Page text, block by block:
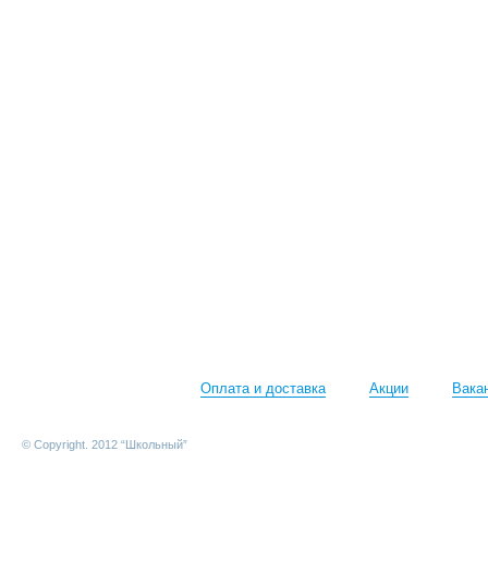
Оплата и доставка Акции
© Copyright. 2012 “Школьный”